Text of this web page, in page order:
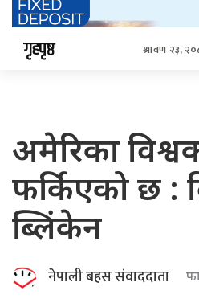
गृहपृष्ठ श्रावण २३,
अमेरिका
फर्किएको छ :
ब्लिंकेन
नेपाली बहस संवाददाता